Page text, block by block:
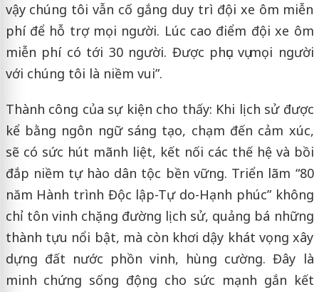
vậy chúng tôi vẫn cố gắng duy trì đội xe ôm miễn
phí để hỗ trợ mọi người. Lúc cao điểm đội xe ôm
miễn phí có tới 30 người. Được phục vụ mọi người
với chúng tôi là niềm vui”.
Thành công của sự kiện cho thấy: Khi lịch sử được
kể bằng ngôn ngữ sáng tạo, chạm đến cảm xúc,
sẽ có sức hút mãnh liệt, kết nối các thế hệ và bồi
đắp niềm tự hào dân tộc bền vững. Triển lãm “80
năm Hành trình Độc lập-Tự do-Hạnh phúc” không
chỉ tôn vinh chặng đường lịch sử, quảng bá những
thành tựu nổi bật, mà còn khơi dậy khát vọng xây
dựng đất nước phồn vinh, hùng cường. Đây là
minh chứng sống động cho sức mạnh gắn kết